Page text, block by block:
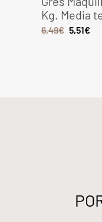
Kg. Media
6,49€ 5,51€